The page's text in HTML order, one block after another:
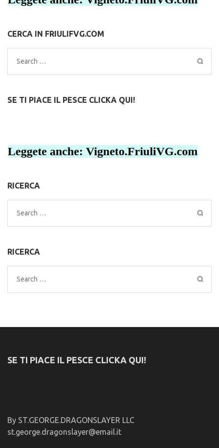
CERCA IN FRIULIFVG.COM
Search
for:
SE TI PIACE IL PESCE CLICKA QUI!
RICERCA
Search
for:
RICERCA
Search
for:
SE TI PIACE IL PESCE CLICKA QUI!
By ST.GEORGE.DRAGONSLAYER LLC
st.george.dragonslayer@email.it